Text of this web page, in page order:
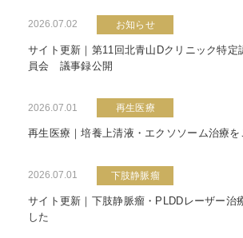
2026.07.02 お知らせ
サイト更新｜第11回北青山Dクリニック特定
員会 議事録公開
2026.07.01 再生医療
再生医療｜培養上清液・エクソソーム治療
2026.07.01 下肢静脈瘤
サイト更新｜下肢静脈瘤・PLDDレーザー治
した